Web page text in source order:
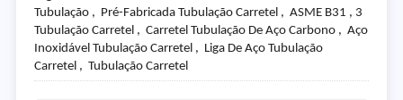
Tubulação , Pré-Fabricada Tubulação Carretel , ASME B31 , 3
Tubulação Carretel , Carretel Tubulação De Aço Carbono , Aço
Inoxidável Tubulação Carretel , Liga De Aço Tubulação
Carretel , Tubulação Carretel